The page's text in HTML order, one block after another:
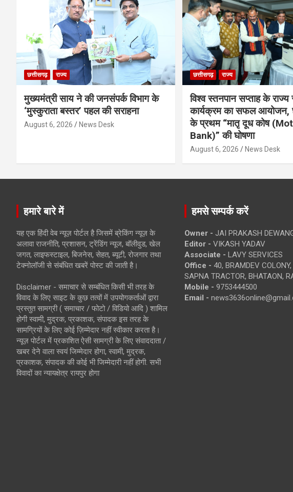
छत्तीसगढ़ राज्य
मुख्यमंत्री साय ने की जनसंपर्क विभाग के
‘मुस्कुराता बस्तर’ पहल की सराहना
August 6, 2026 News Desk
छत्तीसगढ़ राज्य
विश्व स्तनपान सप्ताह के राज्य
कार्यक्रम का सफल आयोजन,
के प्रथम “मातृ दूध कोष
Bank)” की घोषणा
August 6, 2026 News Desk
हमारे बारे में
यह एक हिंदी वेब न्यूज़ पोर्टल है जिसमें ब्रेकिंग न्यूज़ के
अलावा राजनीति, प्रशासन, ट्रेंडिंग न्यूज, बॉलीवुड, खेल
जगत, लाइफस्टाइल, बिजनेस, सेहत, ब्यूटी, रोजगार तथा
टेक्नोलॉजी से संबंधित खबरें पोस्ट की जाती है।
Disclaimer - समाचार से सम्बंधित किसी भी तरह के
विवाद के लिए साइट के कुछ तत्वों में उपयोगकर्ताओं द्वारा
प्रस्तुत सामग्री ( समाचार / फोटो / विडियो आदि ) शामिल
होगी स्वामी, मुद्रक, प्रकाशक, संपादक इस तरह के
सामग्रियों के लिए कोई ज़िम्मेदार नहीं स्वीकार करता है।
न्यूज़ पोर्टल में प्रकाशित ऐसी सामग्री के लिए संवाददाता /
खबर देने वाला स्वयं जिम्मेदार होगा, स्वामी, मुद्रक,
प्रकाशक, संपादक की कोई भी जिम्मेदारी नहीं होगी. सभी
विवादों का न्यायक्षेत्र रायपुर होगा
हमसे सम्पर्क करें
Owner - JAI PRAKASH
Editor - VIKASH YADAV
Associate - LAVY SERVICES
Office - 40, BRAMDEV
SAPNA TRACTOR, BHATAON,
Mobile - 9753444500
Email -